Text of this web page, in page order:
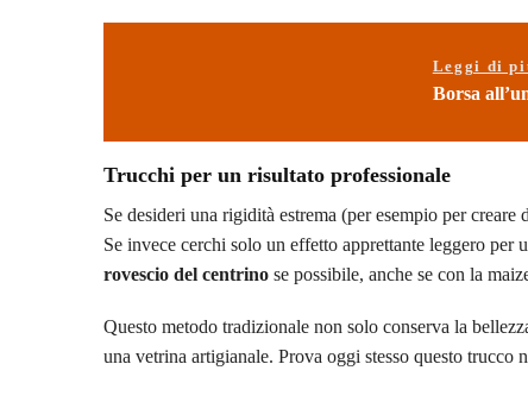
Leggi di
Borsa
Trucchi per un risultato professionale
Se desideri una rigidità estrema (per esempio per
Se invece cerchi solo un effetto apprettante leggero per
rovescio del centrino se possibile, anche se con la
Questo metodo tradizionale non solo conserva la
una vetrina artigianale. Prova oggi stesso questo